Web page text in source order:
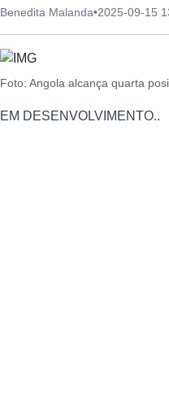
Benedita Malanda•2025-09-15
Foto: Angola alcança quarta
EM DESENVOLVIMENTO..